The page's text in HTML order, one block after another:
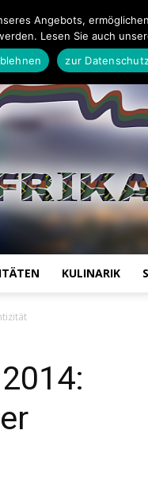
KULINARIK
Angebots,
Lesen Sie auch
zur